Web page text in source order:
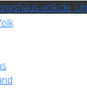
volk.de